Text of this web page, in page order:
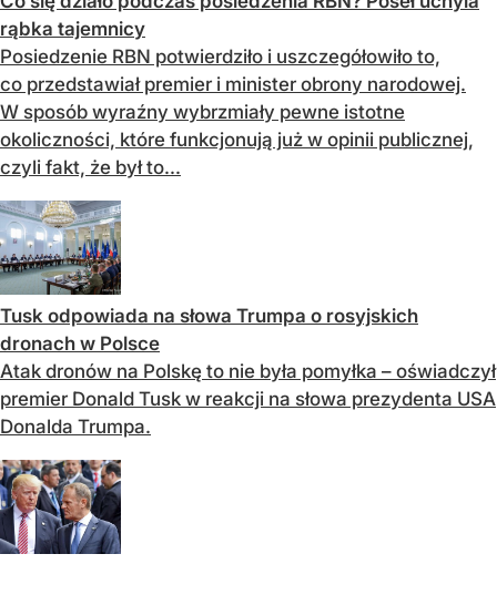
rąbka tajemnicy
Posiedzenie RBN potwierdziło i uszczegółowiło to,
co przedstawiał premier i minister obrony narodowej.
W sposób wyraźny wybrzmiały pewne istotne
okoliczności, które funkcjonują już w opinii publicznej,
czyli fakt, że był to...
Tusk odpowiada na słowa Trumpa o rosyjskich
dronach w Polsce
Atak dronów na Polskę to nie była pomyłka – oświadczył
premier Donald Tusk w reakcji na słowa prezydenta USA
Donalda Trumpa.